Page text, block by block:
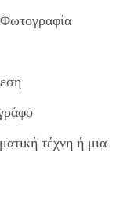
τέχνη ή μια